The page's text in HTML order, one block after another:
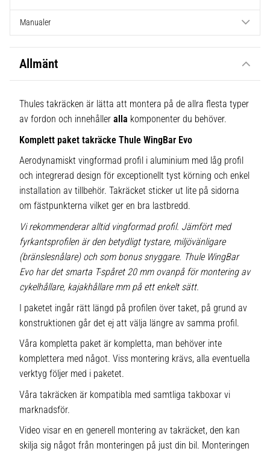
Manualer
Allmänt
Thules takräcken är lätta att montera på de allra flesta typer
av fordon och innehåller alla komponenter du behöver.
Komplett paket takräcke Thule WingBar Evo
Aerodynamiskt vingformad profil i aluminium med låg profil
och integrerad design för exceptionellt tyst körning och enkel
installation av tillbehör. Takräcket sticker ut lite på sidorna
om fästpunkterna vilket ger en bra lastbredd.
Vi rekommenderar alltid vingformad profil. Jämfört med
fyrkantsprofilen är den betydligt tystare, miljövänligare
(bränslesnålare) och som bonus snyggare. Thule WingBar
Evo har det smarta T-spåret 20 mm ovanpå för montering av
cykelhållare, kajakhållare mm på ett enkelt sätt.
I paketet ingår rätt längd på profilen över taket, på grund av
konstruktionen går det ej att välja längre av samma profil.
Våra kompletta paket är kompletta, man behöver inte
komplettera med något. Viss montering krävs, alla eventuella
verktyg följer med i paketet.
Våra takräcken är kompatibla med samtliga takboxar vi
marknadsför.
Video visar en en generell montering av takräcket, den kan
skilja sig något från monteringen på just din bil. Monteringen